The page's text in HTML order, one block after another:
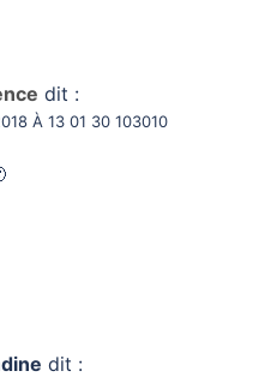
dit :
À 13 01 30 103010
dit :